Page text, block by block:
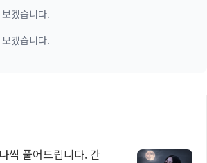
겠습니다.
겠습니다.
씩 풀어드립니다. 간